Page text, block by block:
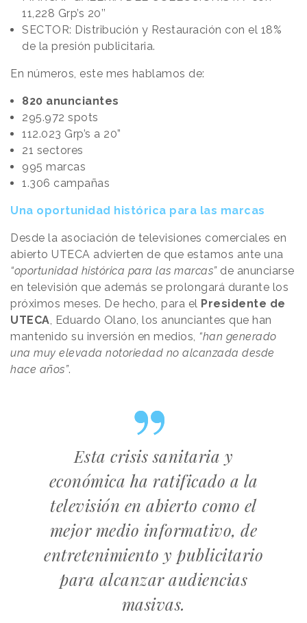
11,228 Grp’s 20’’
SECTOR: Distribución y Restauración con el 18%
de la presión publicitaria.
En números, este mes hablamos de:
820 anunciantes
295.972 spots
112.023 Grp’s a 20”
21 sectores
995 marcas
1.306 campañas
Una oportunidad histórica para las marcas
Desde la asociación de televisiones comerciales en
abierto UTECA advierten de que estamos ante una
“oportunidad histórica para las marcas”de anunciarse
en televisión que además se prolongará durante los
próximos meses. De hecho, para el Presidente de
UTECA, Eduardo Olano, los anunciantes que han
mantenido su inversión en medios, “han generado
una muy elevada notoriedad no alcanzada desde
hace años”.
Esta crisis sanitaria y
económica ha ratificado a la
televisión en abierto como el
mejor medio informativo, de
entretenimiento y publicitario
para alcanzar audiencias
masivas.